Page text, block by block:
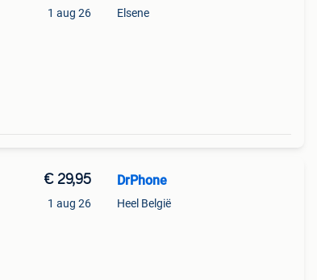
1 aug 26 Elsene
€ 29,95
1 aug 26
DrPhone
Heel België